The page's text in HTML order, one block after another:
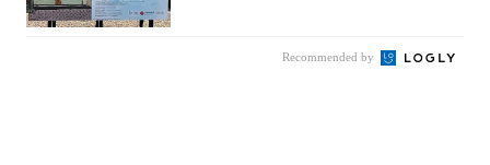
Recommended by